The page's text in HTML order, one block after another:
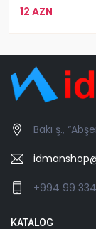
12 AZN
Bakı ş.,
+994 99
KATALOG